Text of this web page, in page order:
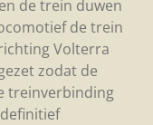
de trein duwen
de trein
Volterra
zodat de
treinverbinding